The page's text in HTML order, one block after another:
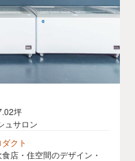
坪
ュサロン
クト
店・住空間のデザイン・